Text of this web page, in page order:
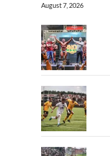
August 7, 2026